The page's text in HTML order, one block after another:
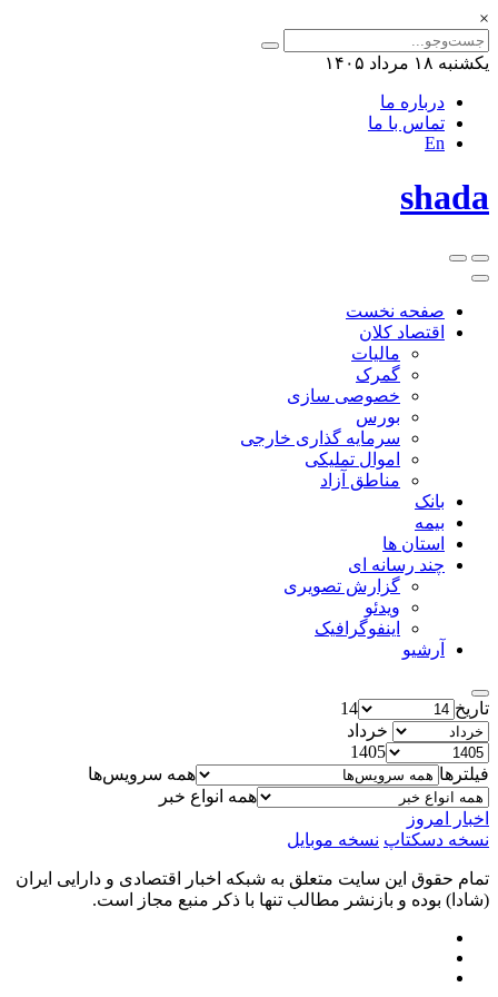
×
یکشنبه ۱۸ مرداد ۱۴۰۵
درباره ما
تماس با ما
En
shada
صفحه نخست
اقتصاد کلان
مالیات
گمرک
خصوصی سازی
بورس
سرمایه گذاری خارجی
اموال تملیکی
مناطق آزاد
بانک
بیمه
استان ها
چند رسانه ای
گزارش تصویری
ویدئو
اینفوگرافیک
آرشیو
تاریخ
14
خرداد
1405
فیلترها
همه سرویس‌ها
همه انواع خبر
اخبار امروز
نسخه دسکتاپ نسخه موبایل
تمام حقوق این سایت متعلق به شبکه اخبار اقتصادی و دارایی ایران
(شادا) بوده و بازنشر مطالب تنها با ذکر منبع مجاز است.